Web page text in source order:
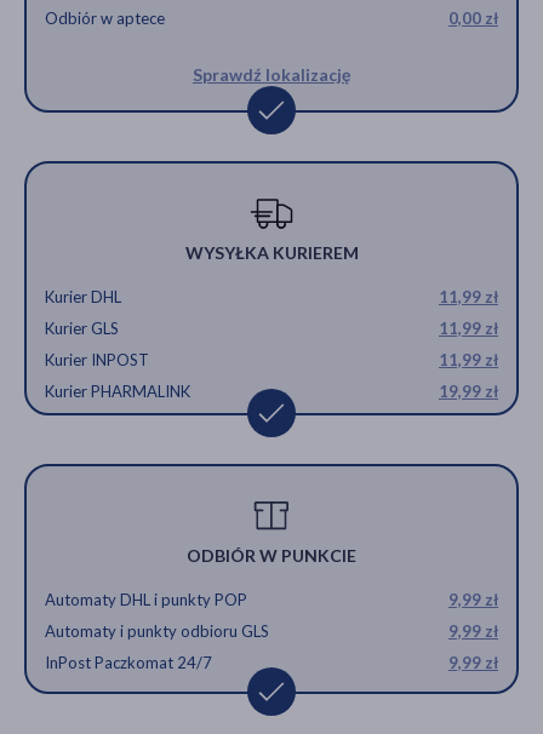
Odbiór w aptece 0,00 zł
Sprawdź lokalizację
WYSYŁKA KURIEREM
Kurier DHL
11,99 zł
Kurier GLS
11,99 zł
Kurier INPOST
11,99 zł
Kurier PHARMALINK
19,99 zł
ODBIÓR W PUNKCIE
Automaty DHL i punkty POP
9,99 zł
Automaty i punkty odbioru GLS
9,99 zł
InPost Paczkomat 24/7
9,99 zł